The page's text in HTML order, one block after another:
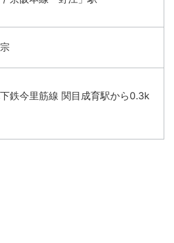
鉄今里筋線 関目成育駅から0.3k